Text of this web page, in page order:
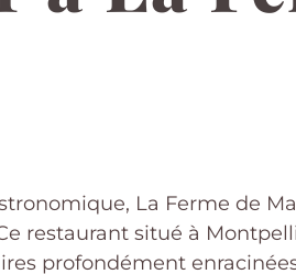
La Ferme de
restaurant situé à
profondément